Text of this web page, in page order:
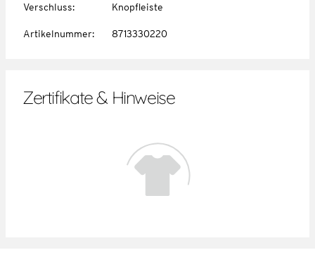
Verschluss: Knopfleiste
Artikelnummer: 8713330220
Zertifikate & Hinweise